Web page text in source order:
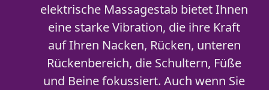
elektrische Massagestab bietet Ihnen
eine starke Vibration, die ihre Kraft
auf Ihren Nacken, Rücken, unteren
Rückenbereich, die Schultern, Füße
und Beine fokussiert. Auch wenn Sie